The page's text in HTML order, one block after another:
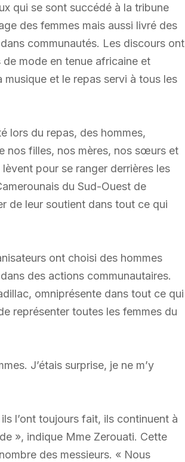
qui se sont succédé à la tribune
des femmes mais aussi livré des
communautés. Les discours ont
mode en tenue africaine et
et le repas servi à tous les
lors du repas, des hommes,
nos filles, nos mères, nos sœurs et
pour se ranger derrières les
du Sud-Ouest de
de leur soutient dans tout ce qui
ont choisi des hommes
des actions communautaires.
omniprésente dans tout ce qui
représenter toutes les femmes du
J’étais surprise, je ne m’y
l’ont toujours fait, ils continuent à
», indique Mme Zerouati. Cette
des messieurs. « Nous